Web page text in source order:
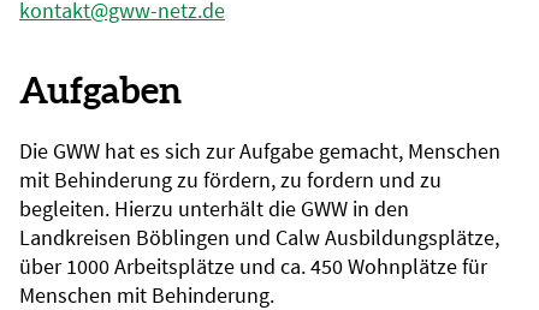
kontakt@gww-netz.de
Aufgaben
Die GWW hat es sich zur Aufgabe gemacht, Menschen
mit Behinderung zu fördern, zu fordern und zu
begleiten. Hierzu unterhält die GWW in den
Landkreisen Böblingen und Calw Ausbildungsplätze,
über 1000 Arbeitsplätze und ca. 450 Wohnplätze für
Menschen mit Behinderung.